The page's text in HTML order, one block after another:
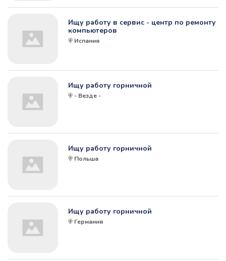
Ищу работу в сервис - центр по ремонту
компьютеров
Испания
Ищу работу горничной
- Везде -
Ищу работу горничной
Польша
Ищу работу горничной
Германия